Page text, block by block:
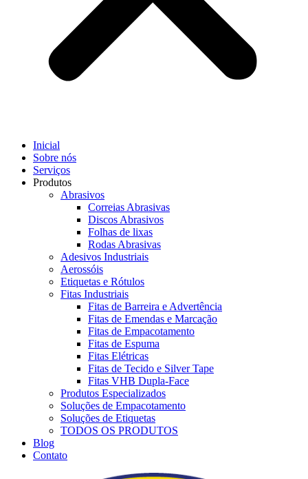
Inicial
Sobre nós
Serviços
Produtos
Abrasivos
Correias Abrasivas
Discos Abrasivos
Folhas de lixas
Rodas Abrasivas
Adesivos Industriais
Aerossóis
Etiquetas e Rótulos
Fitas Industriais
Fitas de Barreira e Advertência
Fitas de Emendas e Marcação
Fitas de Empacotamento
Fitas de Espuma
Fitas Elétricas
Fitas de Tecido e Silver Tape
Fitas VHB Dupla-Face
Produtos Especializados
Soluções de Empacotamento
Soluções de Etiquetas
TODOS OS PRODUTOS
Blog
Contato